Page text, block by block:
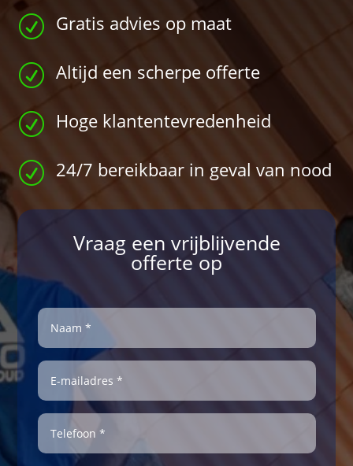
R Gratis advies op maat
R Altijd een scherpe offerte
R Hoge klantentevredenheid
R 24/7 bereikbaar in geval van nood
Vraag een vrijblijvende
offerte op